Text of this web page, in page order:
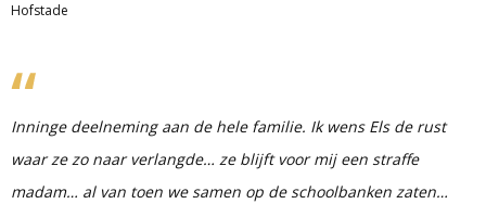
Hofstade
Inninge deelneming aan de hele familie. Ik wens Els de rust
waar ze zo naar verlangde… ze blijft voor mij een straffe
madam… al van toen we samen op de schoolbanken zaten…